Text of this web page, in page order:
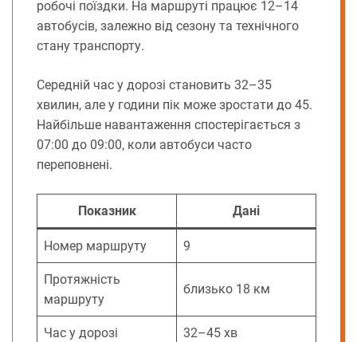
робочі поїздки. На маршруті працює 12–14
автобусів, залежно від сезону та технічного
стану транспорту.
Середній час у дорозі становить 32–35
хвилин, але у години пік може зростати до 45.
Найбільше навантаження спостерігається з
07:00 до 09:00, коли автобуси часто
переповнені.
Показник Дані
Номер маршруту 9
Протяжність
маршруту
близько 18 км
Час у дорозі 32–45 хв